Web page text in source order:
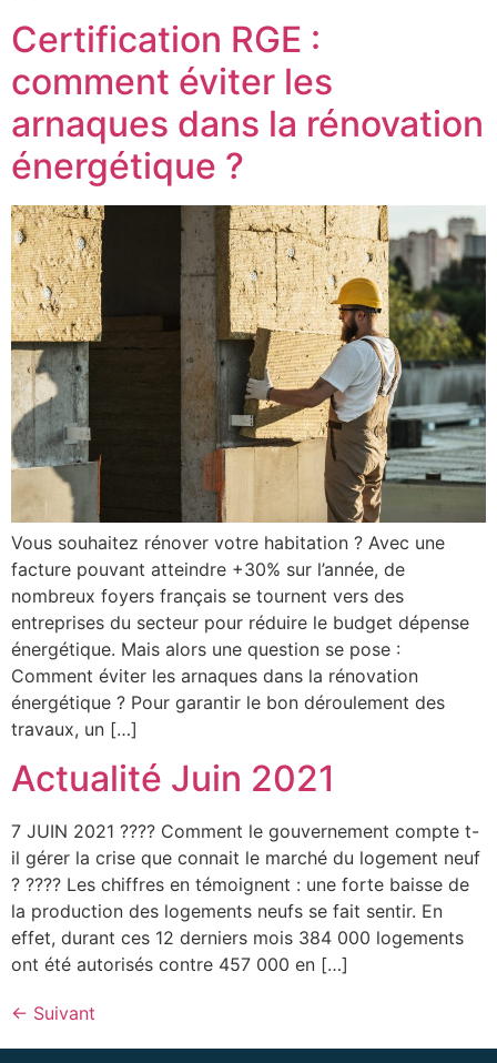
Certification RGE :
comment éviter les
arnaques dans la rénovation
énergétique ?
Vous souhaitez rénover votre habitation ? Avec une
facture pouvant atteindre +30% sur l’année, de
nombreux foyers français se tournent vers des
entreprises du secteur pour réduire le budget dépense
énergétique. Mais alors une question se pose :
Comment éviter les arnaques dans la rénovation
énergétique ? Pour garantir le bon déroulement des
travaux, un […]
Actualité Juin 2021
7 JUIN 2021 ????️ Comment le gouvernement compte t-
il gérer la crise que connait le marché du logement neuf
? ????️ Les chiffres en témoignent : une forte baisse de
la production des logements neufs se fait sentir. En
effet, durant ces 12 derniers mois 384 000 logements
ont été autorisés contre 457 000 en […]
← Suivant